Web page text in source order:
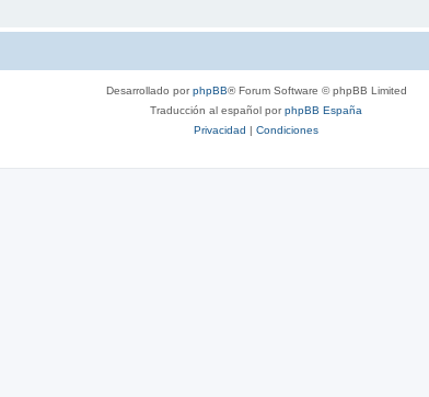
Desarrollado porphpBB® Forum Software © phpBB Limited
Traducción al español porphpBB España
Privacidad | Condiciones